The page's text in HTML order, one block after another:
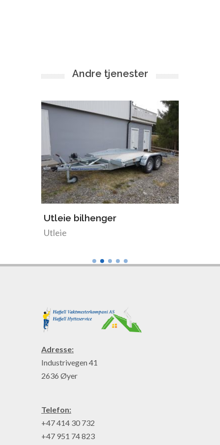
Andre tjenester
Utleie bilhenger
Utleie
Adresse:
Industrivegen 41
2636 Øyer
Telefon:
+47 414 30 732
+47 951 74 823